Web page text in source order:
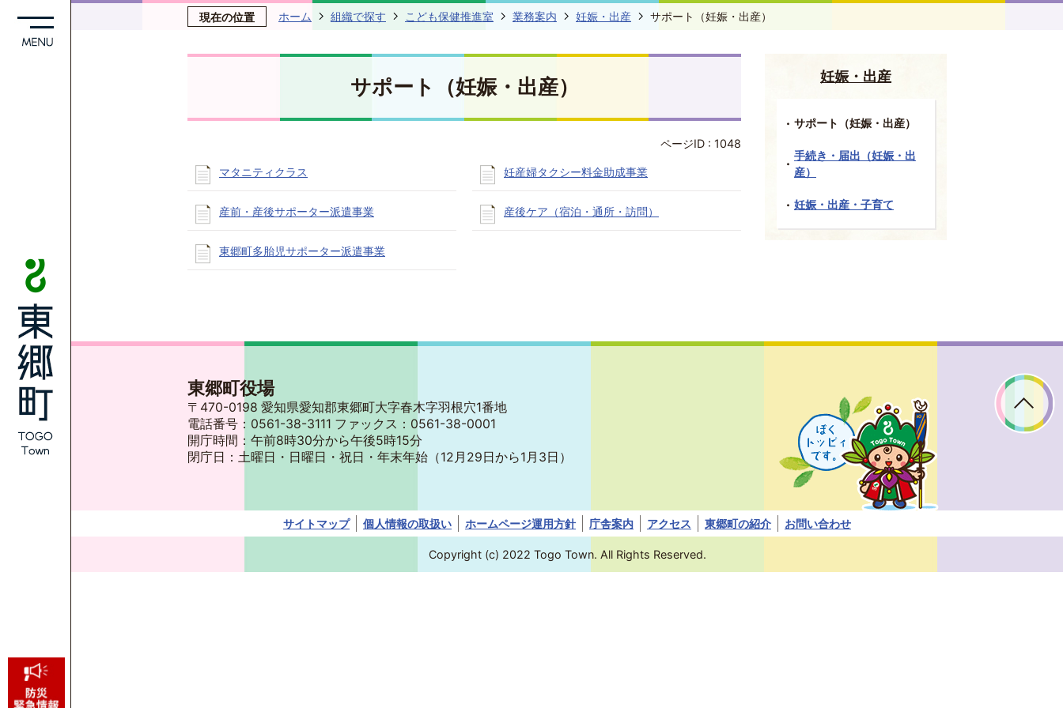
現在の位置 ホーム 組織で探す こども保健推進室 業務案内 妊娠・出産 サポート（妊娠・出産）
サポート（妊娠・出産）
ページID : 1048
マタニティクラス 妊産婦タクシー料金助成事業
産前・産後サポーター派遣事業 産後ケア（宿泊・通所・訪問）
東郷町多胎児サポーター派遣事業
妊娠・出産
サポート（妊娠・出産）
手続き・届出（妊娠・出
産）
妊娠・出産・子育て
東郷町役場
〒470-0198 愛知県愛知郡東郷町大字春木字羽根穴1番地
電話番号：0561-38-3111 ファックス：0561-38-0001
開庁時間：午前8時30分から午後5時15分
閉庁日：土曜日・日曜日・祝日・年末年始 （12月29日から1月3日）
ッ
ピ
す。
サイトマップ 個人情報の取扱い ホームページ運用方針 庁舎案内 アクセス 東郷町の紹介 お問い合わせ
Copyright (c) 2022 Togo Town. All Rights Reserved.